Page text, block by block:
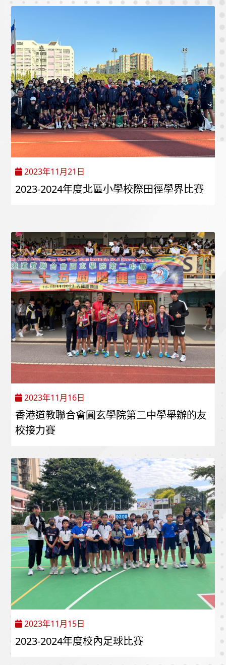
2023年11月21日
2023-2024年度北區小學校際田徑學界比賽
2023年11月16日
香港道教聯合會圓玄學院第二中學舉辦的友
校接力賽
2023年11月15日
2023-2024年度校內足球比賽